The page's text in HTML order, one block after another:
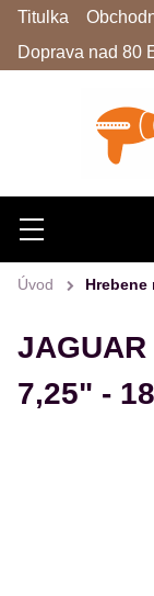
Hľadať
Menu
Titulka
Doprava nad 80
Úvod Hrebene
7,25" -